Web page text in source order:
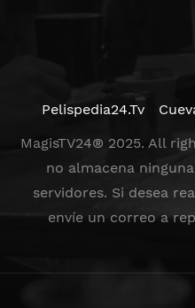
Pelispedia24.Tv
MagisTV24® 2025. All
no almacena
servidores. Si desea
envíe un correo a